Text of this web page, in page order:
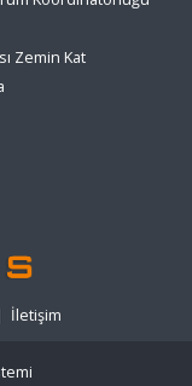
Zemin Kat
İletişim